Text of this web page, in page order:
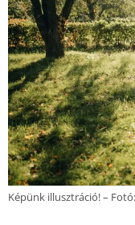
Képünk illusztráció! –